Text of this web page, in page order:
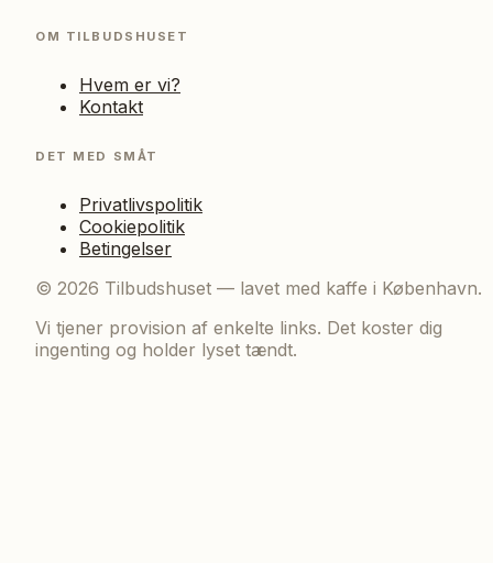
OM TILBUDSHUSET
Hvem er vi?
Kontakt
DET MED SMÅT
Privatlivspolitik
Cookiepolitik
Betingelser
© 2026 Tilbudshuset — lavet med kaffe i København.
Vi tjener provision af enkelte links. Det koster dig
ingenting og holder lyset tændt.